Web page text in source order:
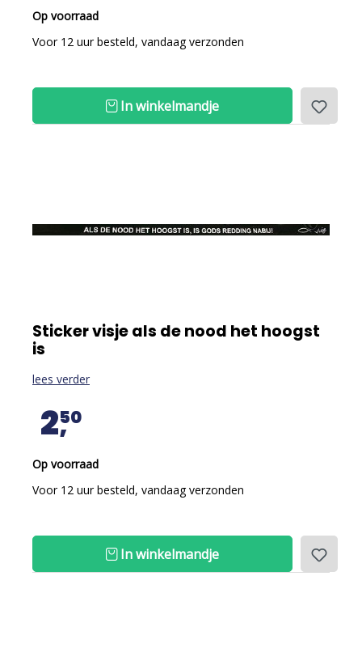
Op voorraad
Voor 12 uur besteld, vandaag verzonden
In winkelmandje
Sticker visje als de nood het hoogst
is
lees verder
250
Op voorraad
Voor 12 uur besteld, vandaag verzonden
In winkelmandje